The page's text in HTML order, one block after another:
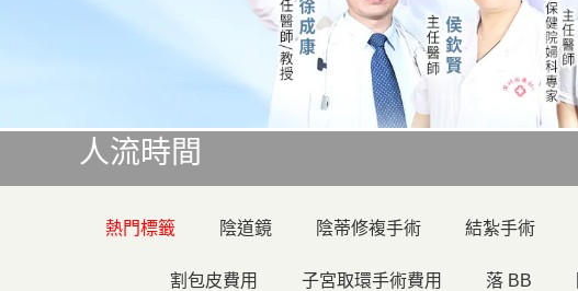
人流時間
熱門標籤 陰道鏡 陰蒂修複手術 結紮手術
割包皮費用 子宮取環手術費用 落 BB